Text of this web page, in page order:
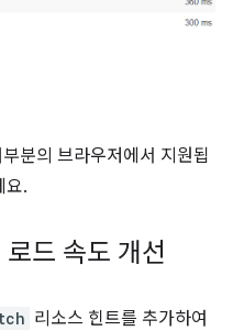
분의 브라우저에서 지원됩
요.
드 속도 개선
리소스 힌트를 추가하여